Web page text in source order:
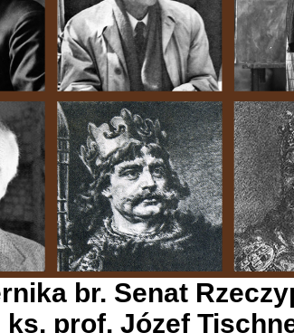
br. Senat
prof. Józef